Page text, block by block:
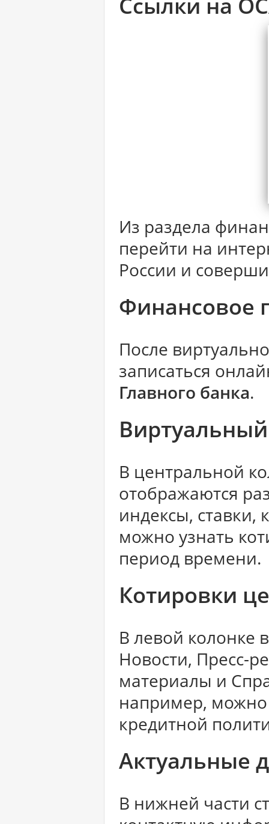
Из раздела
перейти на
России и
Финансовое
После
записаться
Главного банка.
В центральной
отображаются
индексы, ставки,
можно узнать
период времени.
Котировки
В левой колонке
Новости, Пресс-
материалы и
например, можно
кредитной
Актуальные
В нижней части